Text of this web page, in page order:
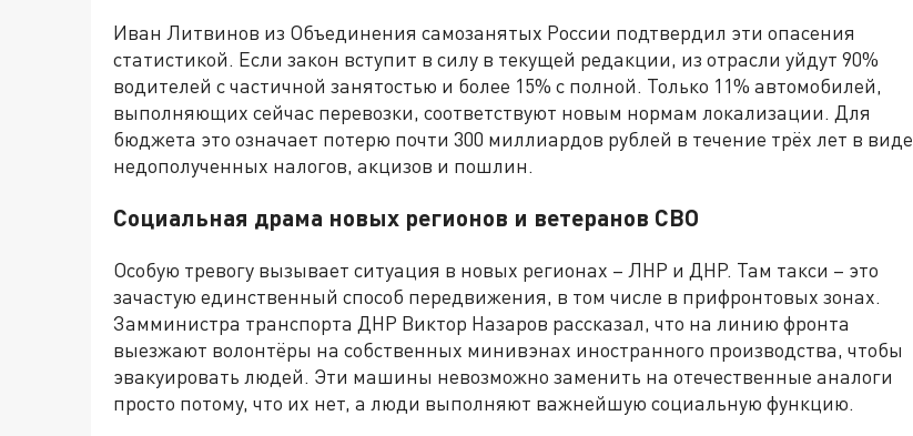
Иван Литвинов из Объединения самозанятых России подтвердил эти опасения
статистикой. Если закон вступит в силу в текущей редакции, из отрасли уйдут 90%
водителей с частичной занятостью и более 15% с полной. Только 11% автомобилей,
выполняющих сейчас перевозки, соответствуют новым нормам локализации. Для
бюджета это означает потерю почти 300 миллиардов рублей в течение трёх лет в виде
недополученных налогов, акцизов и пошлин.
Социальная драма новых регионов и ветеранов СВО
Особую тревогу вызывает ситуация в новых регионах – ЛНР и ДНР. Там такси – это
зачастую единственный способ передвижения, в том числе в прифронтовых зонах.
Замминистра транспорта ДНР Виктор Назаров рассказал, что на линию фронта
выезжают волонтёры на собственных минивэнах иностранного производства, чтобы
эвакуировать людей. Эти машины невозможно заменить на отечественные аналоги
просто потому, что их нет, а люди выполняют важнейшую социальную функцию.